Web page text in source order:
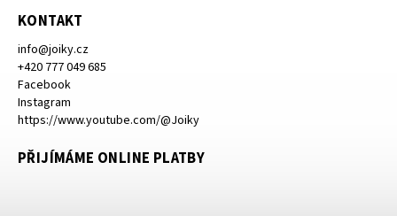
KONTAKT
info@joiky.cz
+420 777 049 685
Facebook
Instagram
https://www.youtube.com/@Joiky
PŘIJÍMÁME ONLINE PLATBY